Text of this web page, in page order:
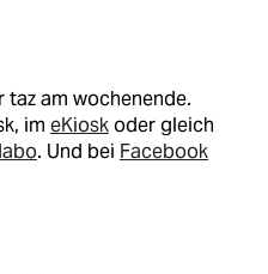
taz am wochenende.
im eKioskoder gleich
. Und bei Facebook